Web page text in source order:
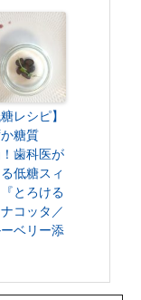
糖レシピ】
糖質
歯科医が
低糖スィ
とろける
コッタ／
ベリー添